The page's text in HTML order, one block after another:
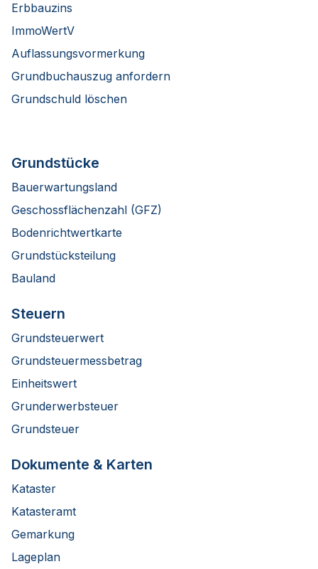
Erbbauzins
ImmoWertV
Auflassungsvormerkung
Grundbuchauszug anfordern
Grundschuld löschen
Grundstücke
Bauerwartungsland
Geschossflächenzahl (GFZ)
Bodenrichtwertkarte
Grundstücksteilung
Bauland
Steuern
Grundsteuerwert
Grundsteuermessbetrag
Einheitswert
Grunderwerbsteuer
Grundsteuer
Dokumente & Karten
Kataster
Katasteramt
Gemarkung
Lageplan